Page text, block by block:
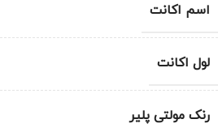
اسم اکانت
لول اکانت
رنک مولتی پلیر